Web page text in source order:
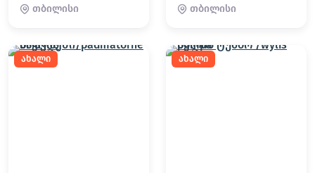
თბილისი თბილისი
ახალი ახალი